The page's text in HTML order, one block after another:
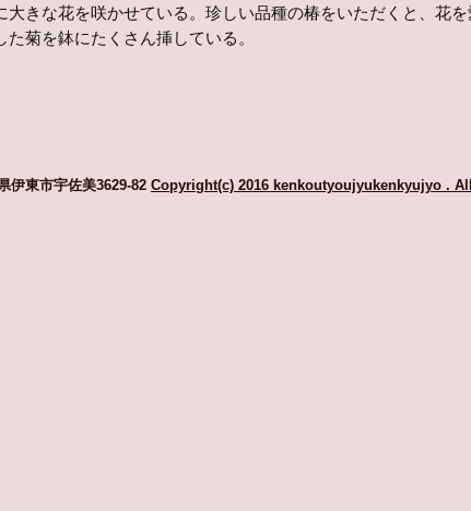
きな花を咲かせている。珍しい品種の椿をいただくと、花
菊を鉢にたくさん挿している。
伊東市宇佐美3629-82 Copyright(c) 2016 kenkoutyoujyukenkyujyo .